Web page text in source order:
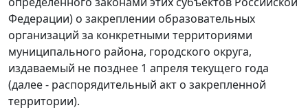
Федерации) о закреплении образовательных
организаций за конкретными территориями
муниципального района, городского округа,
издаваемый не позднее 1 апреля текущего года
(далее - распорядительный акт о закрепленной
территории).